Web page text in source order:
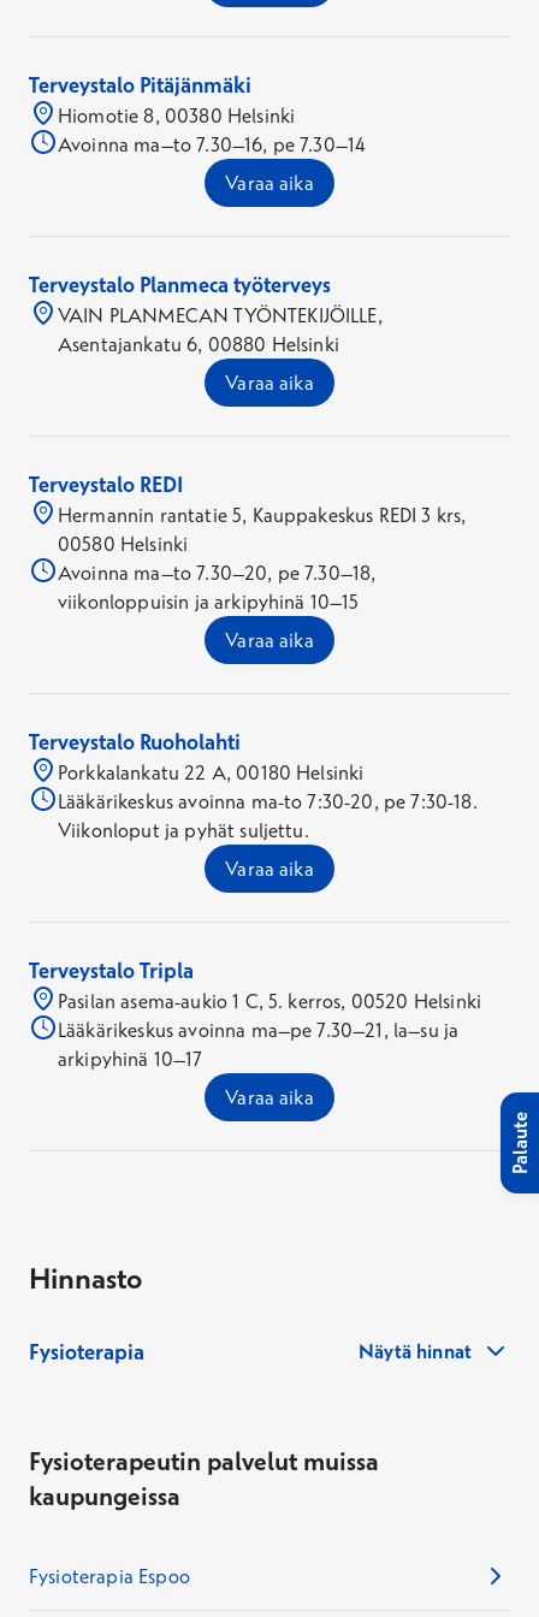
Terveystalo Pitäjänmäki
Hiomotie 8, 00380 Helsinki
Avoinna ma–to 7.30–16, pe 7.30–14
Varaa aika
Terveystalo Planmeca työterveys
VAIN PLANMECAN TYÖNTEKIJÖILLE,
Asentajankatu 6, 00880 Helsinki
Varaa aika
Terveystalo REDI
Hermannin rantatie 5, Kauppakeskus REDI 3 krs,
00580 Helsinki
Avoinna ma–to 7.30–20, pe 7.30–18,
viikonloppuisin ja arkipyhinä 10–15
Varaa aika
Terveystalo Ruoholahti
Porkkalankatu 22 A, 00180 Helsinki
Lääkärikeskus avoinna ma-to 7:30-20, pe 7:30-18.
Viikonloput ja pyhät suljettu.
Varaa aika
Terveystalo Tripla
Pasilan asema-aukio 1 C, 5. kerros, 00520 Helsinki
Lääkärikeskus avoinna ma–pe 7.30–21, la–su ja
arkipyhinä 10–17
Varaa aika
Hinnasto
Fysioterapia Näytä hinnat
Fysioterapeutin palvelut muissa
kaupungeissa
Fysioterapia Espoo
Palaute